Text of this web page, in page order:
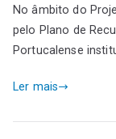
No âmbito do
pelo Plano de
Portucalense
Ler mais